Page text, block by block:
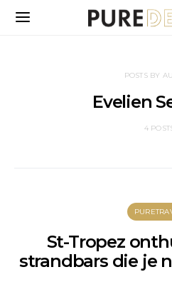
POSTS BY
Evelien
4
St-Tropez
strandbars die je